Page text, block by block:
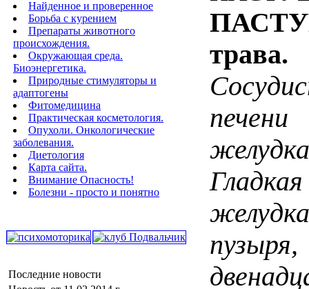
Найденное и проверенное
Борьба с курением
Препараты животного
происхождения.
Окружающая среда.
Биоэнергетика.
Природные стимуляторы и
адаптогены
Фитомедицина
Практическая косметология.
Опухоли. Онкологические
заболевания.
Диетология
Карта сайта.
Внимание Опасность!
Болезни - просто и понятно
Последние новости
трава.
пузыря,